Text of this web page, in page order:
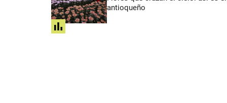
antioqueño
share